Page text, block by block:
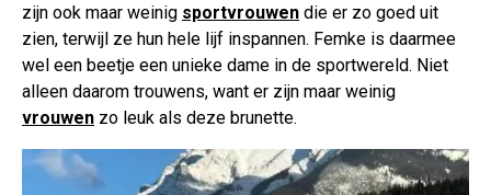
zijn ook maar weinig sportvrouwen die er zo goed uit
zien, terwijl ze hun hele lijf inspannen. Femke is daarmee
wel een beetje een unieke dame in de sportwereld. Niet
alleen daarom trouwens, want er zijn maar weinig
vrouwen zo leuk als deze brunette.